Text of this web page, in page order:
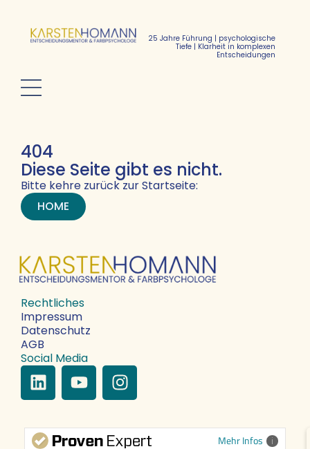
25 Jahre Führung | psychologische
Tiefe | Klarheit in komplexen
Entscheidungen
404
Diese Seite gibt es nicht.
Bitte kehre zurück zur Startseite:
HOME
Rechtliches
Impressum
Datenschutz
AGB
Social Media
Mehr Infos